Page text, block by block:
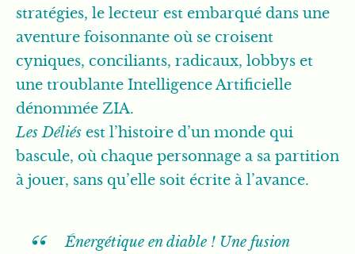
stratégies, le lecteur est embarqué dans une
aventure foisonnante où se croisent
cyniques, conciliants, radicaux, lobbys et
une troublante Intelligence Artificielle
dénommée ZIA.
Les Déliés est l’histoire d’un monde qui
bascule, où chaque personnage a sa partition
à jouer, sans qu’elle soit écrite à l’avance.
Énergétique en diable ! Une fusion